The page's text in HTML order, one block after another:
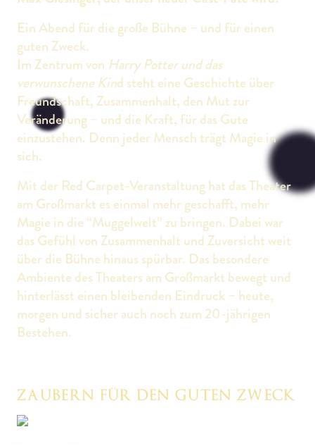
Ein Abend für die große Bühne – und für einen
guten Zweck.
Im Zentrum von Harry Potter und das
verwunschene Kind steht eine Geschichte über
Freundschaft, Zusammenhalt, den Mut zur
Veränderung – und die Kraft, für das Gute
einzustehen. Denn jeder Mensch trägt Magie in
sich.
Mit der Red Carpet-Veranstaltung hat das Theater
am Großmarkt es einmal mehr geschafft, mehr
Magie in die “Muggelwelt” zu bringen. Dabei war
das Gefühl von Zusammenhalt und Zuversicht weit
über die Bühne hinaus spürbar. Das besondere
Ambiente des Theaters am Großmarkt bewegt und
hinterlässt einen bleibenden Eindruck – heute,
morgen und sicher auch noch zum 20-jährigen
Bestehen.
ZAUBERN FÜR DEN GUTEN ZWECK